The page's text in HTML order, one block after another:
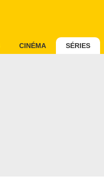
CINÉMA SÉRIES